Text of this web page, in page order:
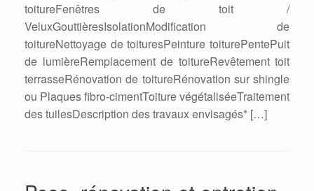
toitureFenêtres de toit /
VeluxGouttièresIsolationModification de
toitureNettoyage de toituresPeinture toiturePentePuit
de lumièreRemplacement de toitureRevêtement toit
terrasseRénovation de toitureRénovation sur shingle
ou Plaques fibro-cimentToiture végétaliséeTraitement
des tuilesDescription des travaux envisagés* […]